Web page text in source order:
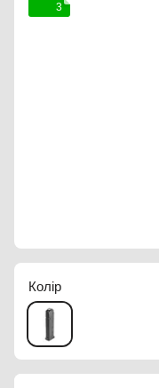
3
Колір